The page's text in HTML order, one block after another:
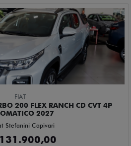
FIAT
200 FLEX RANCH CD CVT 4P
2027
Stefanini Capivari